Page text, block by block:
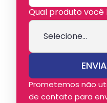
Qual produto você
Prometemos não
de contato para